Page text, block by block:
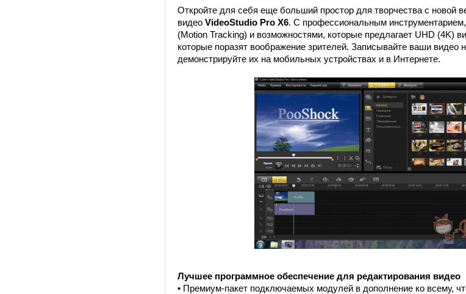
Откройте для себя еще больший простор для творчества с новой
видео VideoStudio Pro X6. С профессиональным
(Motion Tracking) и возможностями, которые предлагает UHD (4K)
которые поразят воображение зрителей. Записывайте ваши
демонстрируйте их на мобильных устройствах и в Интернете.
Лучшее программное обеспечение для редактирования видео
• Премиум-пакет подключаемых модулей в дополнение ко всему,